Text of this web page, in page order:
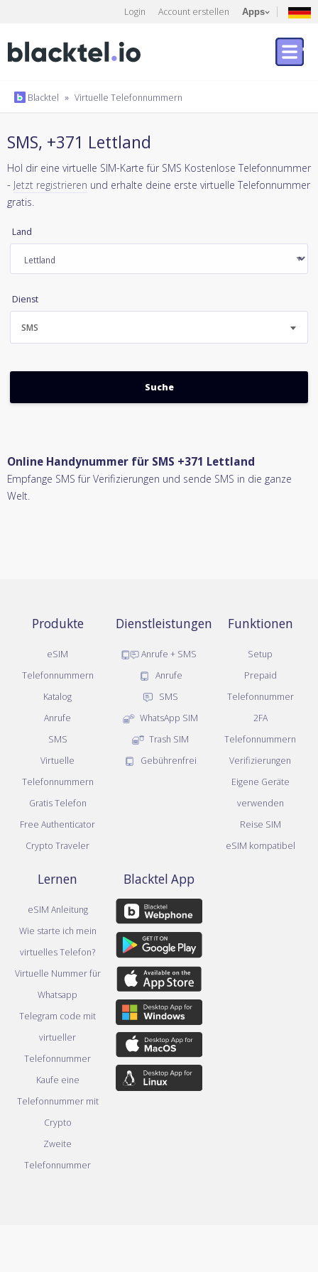
Login Account erstellen Apps
Blacktel » Virtuelle Telefonnummern
SMS, +371 Lettland
Hol dir eine virtuelle SIM-Karte für SMS Kostenlose Telefonnummer
- Jetzt registrieren und erhalte deine erste virtuelle Telefonnummer
gratis.
Land
Dienst
SMS
Online Handynummer für SMS +371 Lettland
Empfange SMS für Verifizierungen und sende SMS in die ganze
Welt.
Produkte
eSIM
Telefonnummern
Katalog
Anrufe
SMS
Virtuelle
Telefonnummern
Gratis Telefon
Free Authenticator
Crypto Traveler
Dienstleistungen
Anrufe + SMS
Anrufe
SMS
WhatsApp SIM
Trash SIM
Gebührenfrei
Funktionen
Setup
Prepaid
Telefonnummer
2FA
Telefonnummern
Verifizierungen
Eigene Geräte
verwenden
Reise SIM
eSIM kompatibel
Lernen
eSIM Anleitung
Wie starte ich mein
virtuelles Telefon?
Virtuelle Nummer für
Whatsapp
Telegram code mit
virtueller
Telefonnummer
Kaufe eine
Telefonnummer mit
Crypto
Zweite
Telefonnummer
Blacktel App